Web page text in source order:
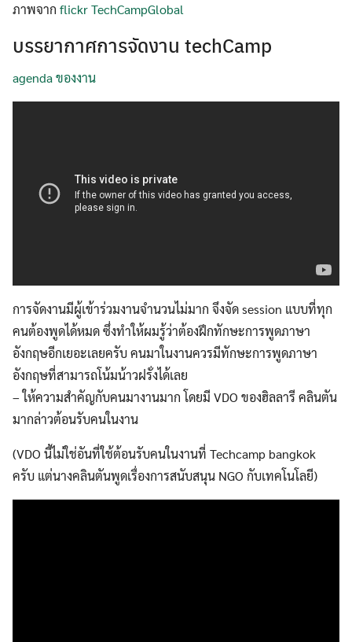
ภาพจาก flickr TechCampGlobal
บรรยากาศการจัดงาน techCamp
agenda ของงาน
การจัดงานมีผู้เข้าร่วมงานจำนวนไม่มาก จึงจัด session แบบที่ทุก
คนต้องพูดได้หมด ซึ่งทำให้ผมรู้ว่าต้องฝึกทักษะการพูดภาษา
อังกฤษอีกเยอะเลยครับ คนมาในงานควรมีทักษะการพูดภาษา
อังกฤษที่สามารถโน้มน้าวฝรั่งได้เลย
– ให้ความสำคัญกับคนมางานมาก โดยมี VDO ของฮิลลารี คลินตัน
มากล่าวต้อนรับคนในงาน
(VDO นี้ไม่ใช่อันที่ใช้ต้อนรับคนในงานที่ Techcamp bangkok
ครับ แต่นางคลินตันพูดเรื่องการสนับสนุน NGO กับเทคโนโลยี)